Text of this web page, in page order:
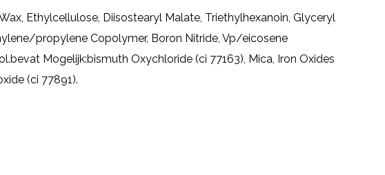
Ethylcellulose, Diisostearyl Malate, Triethylhexanoin, Glyceryl
propylene Copolymer, Boron Nitride, Vp/eicosene
Mogelijk:bismuth Oxychloride (ci 77163), Mica, Iron Oxides
(ci 77891).